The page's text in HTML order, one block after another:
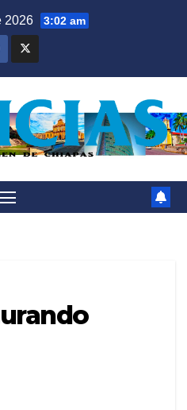
2026 3:02 am